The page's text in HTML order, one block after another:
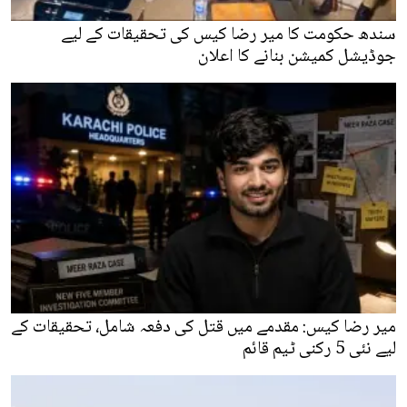
سندھ حکومت کا میر رضا کیس کی تحقیقات کے لیے
جوڈیشل کمیشن بنانے کا اعلان
میر رضا کیس: مقدمے میں قتل کی دفعہ شامل، تحقیقات کے
لیے نئی 5 رکنی ٹیم قائم